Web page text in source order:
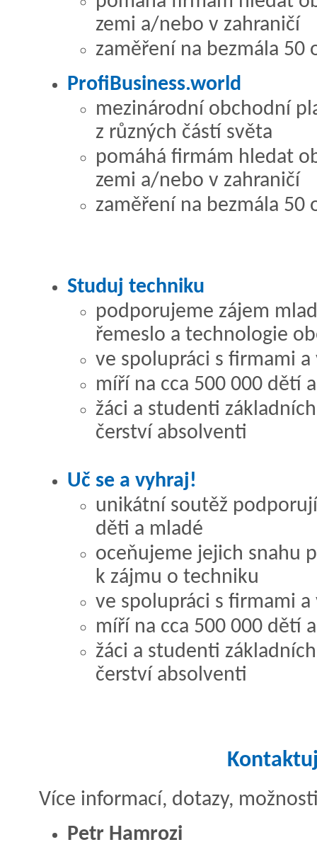
zemi a/nebo v zahraničí
zaměření na bezmála 50
ProfiBusiness.world
mezinárodní obchodní
z různých částí světa
pomáhá firmám hledat
zemi a/nebo v zahraničí
zaměření na bezmála 50
Studuj techniku
podporujeme zájem
řemeslo a technologie
ve spolupráci s firmami
míří na cca 500 000 dětí
žáci a studenti
čerství absolventi
Uč se a vyhraj!
unikátní soutěž
děti a mladé
oceňujeme jejich snahu
k zájmu o techniku
ve spolupráci s firmami
míří na cca 500 000 dětí
žáci a studenti
čerství absolventi
Více informací, dotazy,
Petr Hamrozi